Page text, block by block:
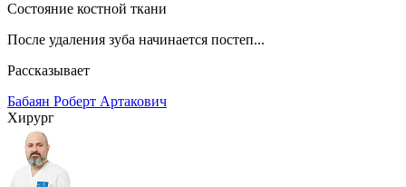
Состояние костной ткани
После удаления зуба начинается постеп...
Рассказывает
Бабаян Роберт Артакович
Хирург